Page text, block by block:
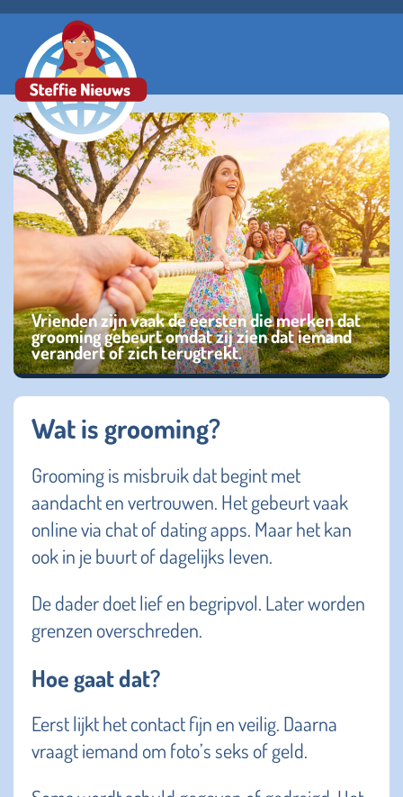
Vrienden zijn vaak de eersten die merken dat
grooming gebeurt omdat zij zien dat iemand
verandert of zich terugtrekt.
Wat is grooming?
Grooming is misbruik dat begint met
aandacht en vertrouwen. Het gebeurt vaak
online via chat of dating apps. Maar het kan
ook in je buurt of dagelijks leven.
De dader doet lief en begripvol. Later worden
grenzen overschreden.
Hoe gaat dat?
Eerst lijkt het contact fijn en veilig. Daarna
vraagt iemand om foto’s seks of geld.